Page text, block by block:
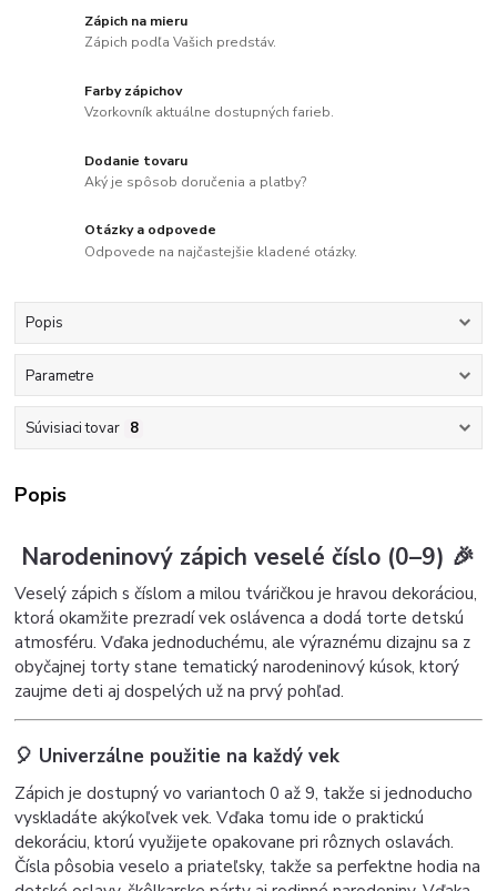
Zápich na mieru
Zápich podľa Vašich predstáv.
Farby zápichov
Vzorkovník aktuálne dostupných farieb.
Dodanie tovaru
Aký je spôsob doručenia a platby?
Otázky a odpovede
Odpovede na najčastejšie kladené otázky.
Popis
Parametre
Súvisiaci tovar 8
Popis
Narodeninový zápich veselé číslo (0–9) 🎉
Veselý zápich s číslom a milou tváričkou je hravou dekoráciou,
ktorá okamžite prezradí vek oslávenca a dodá torte detskú
atmosféru. Vďaka jednoduchému, ale výraznému dizajnu sa z
obyčajnej torty stane tematický narodeninový kúsok, ktorý
zaujme deti aj dospelých už na prvý pohľad.
🎈 Univerzálne použitie na každý vek
Zápich je dostupný vo variantoch 0 až 9, takže si jednoducho
vyskladáte akýkoľvek vek. Vďaka tomu ide o praktickú
dekoráciu, ktorú využijete opakovane pri rôznych oslavách.
Čísla pôsobia veselo a priateľsky, takže sa perfektne hodia na